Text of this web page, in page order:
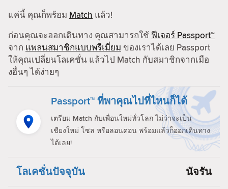
แค่นี้ คุณก็พร้อม Match แล้ว!
ก่อนคุณจะออกเดินทาง คุณสามารถใช้ ฟีเจอร์ Passport™
จาก แพลนสมาชิกแบบพรีเมี่ยม ของเราได้เลย Passport
ให้คุณเปลี่ยนโลเคชั่น แล้วไป Match กับสมาชิกจากเมือ
งอื่นๆ ได้ง่ายๆ
Passport™ ที่พาคุณไปที่ไหนก็ได้
เตรียม Match กับเพื่อนใหม่ทั่วโลก ไม่ว่าจะเป็น
เชียงใหม่ โซล หรือลอนดอน พร้อมแล้วก็ออกเดินทาง
ได้เลย!
โลเคชั่นปัจจุบัน นัจรัน